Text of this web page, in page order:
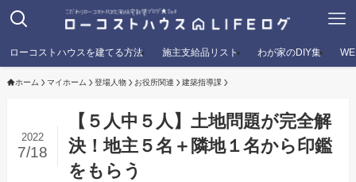
ローコストハウスを建てる方法 施主支給品リスト わが家のDIY集
ホーム マイホーム 登場人物 お役所関連 建築指導課
【５人中５人】土地問題が完全解
決！地主５名＋隣地１名から印鑑
をもらう
2022
7/18